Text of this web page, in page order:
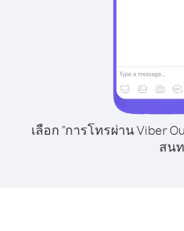
เลือก "การโทรผ่าน Viber
สน